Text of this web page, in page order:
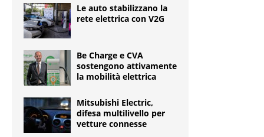
Le auto stabilizzano la
rete elettrica con V2G
Be Charge e CVA
sostengono attivamente
la mobilità elettrica
Mitsubishi Electric,
difesa multilivello per
vetture connesse